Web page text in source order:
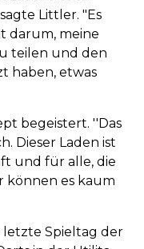
Littler. "Es
darum, meine
teilen und den
haben, etwas
begeistert. ''Das
Dieser Laden ist
und für alle, die
können es kaum
letzte Spieltag der